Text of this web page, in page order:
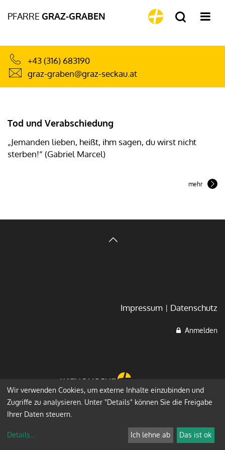
PFARRE GRAZ-GRABEN
+43 (316) 683190
graz-graben@graz-seckau.at
Tod und Verabschiedung
„Jemanden lieben, heißt, ihm sagen, du wirst nicht
sterben!“ (Gabriel Marcel)
mehr
Impressum Datenschutz
Anmelden
Wir verwenden Cookies, um externe Inhalte einzubinden und
Zugriffe zu analysieren. Unter "Details" können Sie die Freigabe
Ihrer Daten steuern.
Details... Ich lehne ab Das ist ok